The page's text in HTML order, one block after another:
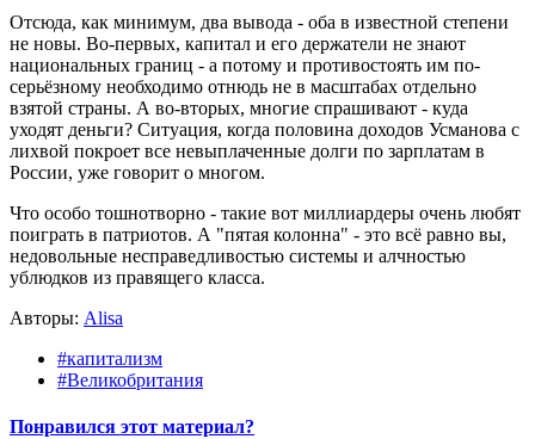
Отсюда, как минимум, два вывода - оба в известной степени
не новы. Во-первых, капитал и его держатели не знают
национальных границ - а потому и противостоять им по-
серьёзному необходимо отнюдь не в масштабах отдельно
взятой страны. А во-вторых, многие спрашивают - куда
уходят деньги? Ситуация, когда половина доходов Усманова с
лихвой покроет все невыплаченные долги по зарплатам в
России, уже говорит о многом.
Что особо тошнотворно - такие вот миллиардеры очень любят
поиграть в патриотов. А "пятая колонна" - это всё равно вы,
недовольные несправедливостью системы и алчностью
ублюдков из правящего класса.
Авторы: Alisa
#капитализм
#Великобритания
Понравился этот материал?